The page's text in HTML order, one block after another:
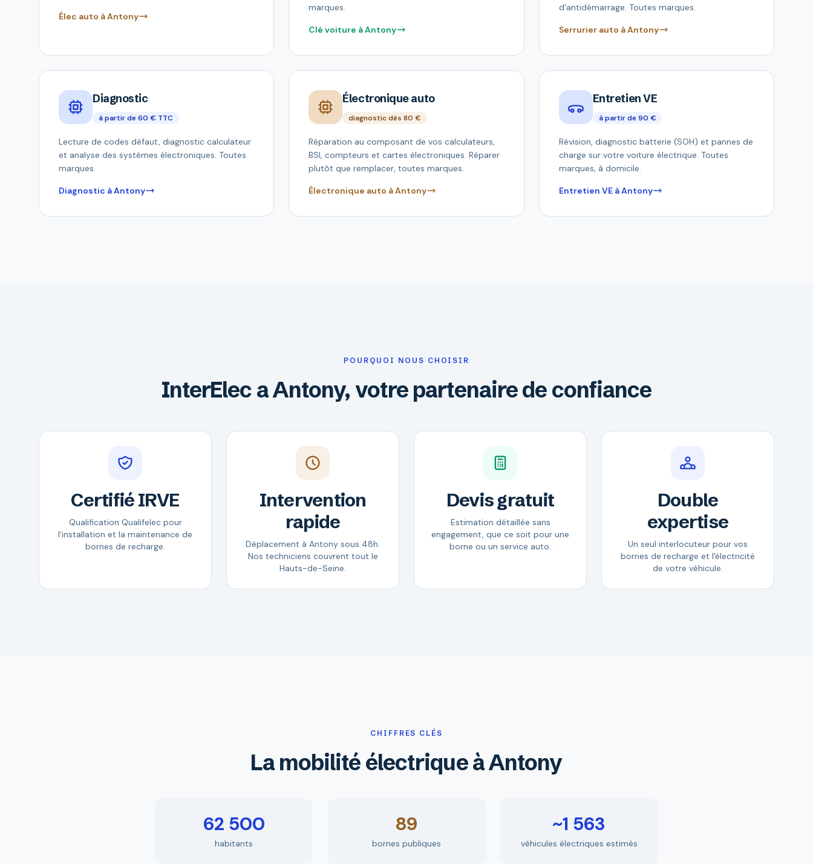
Élec auto à Antony
marques.
Clé voiture à Antony
d'antidémarrage. Toutes marques.
Serrurier auto à Antony
Diagnostic
à partir de 60 € TTC
Lecture de codes défaut, diagnostic calculateur
et analyse des systèmes électroniques. Toutes
marques.
Diagnostic à Antony
Électronique auto
diagnostic dès 80 €
Réparation au composant de vos calculateurs,
BSI, compteurs et cartes électroniques. Réparer
plutôt que remplacer, toutes marques.
Électronique auto à Antony
Entretien VE
à partir de 90 €
Révision, diagnostic batterie (SOH) et pannes de
charge sur votre voiture électrique. Toutes
marques, à domicile.
Entretien VE à Antony
POURQUOI NOUS CHOISIR
InterElec a Antony, votre partenaire de confiance
Certifié IRVE
Qualification Qualifelec pour
l'installation et la maintenance de
bornes de recharge.
Intervention
rapide
Déplacement à Antony sous 48h.
Nos techniciens couvrent tout le
Hauts-de-Seine.
Devis gratuit
Estimation détaillée sans
engagement, que ce soit pour une
borne ou un service auto.
Double
expertise
Un seul interlocuteur pour vos
bornes de recharge et l'électricité
de votre véhicule.
CHIFFRES CLÉS
La mobilité électrique à Antony
62 500
habitants
89
bornes publiques
~1 563
véhicules électriques estimés